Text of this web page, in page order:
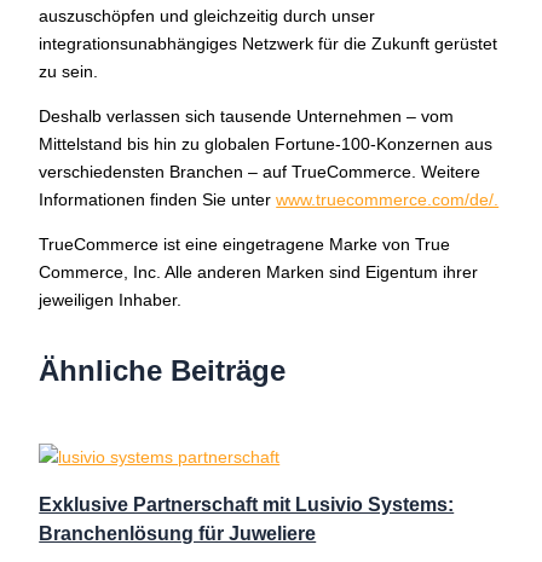
auszuschöpfen und gleichzeitig durch unser
integrationsunabhängiges Netzwerk für die Zukunft gerüstet
zu sein.
Deshalb verlassen sich tausende Unternehmen – vom
Mittelstand bis hin zu globalen Fortune-100-Konzernen aus
verschiedensten Branchen – auf TrueCommerce. Weitere
Informationen finden Sie unterwww.truecommerce.com/de/.
TrueCommerce ist eine eingetragene Marke von True
Commerce, Inc. Alle anderen Marken sind Eigentum ihrer
jeweiligen Inhaber.
Ähnliche Beiträge
Exklusive Partnerschaft mit Lusivio Systems:
Branchenlösung für Juweliere